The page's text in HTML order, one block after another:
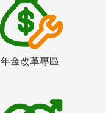
年金改革專區